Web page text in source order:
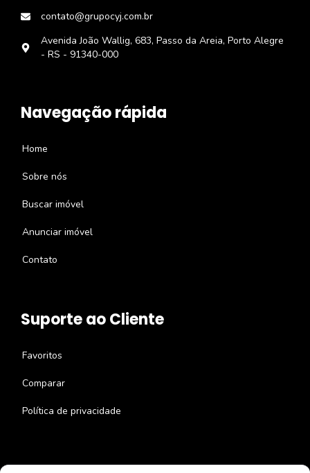
contato@grupocyj.com.br
Avenida João Wallig, 683, Passo da Areia, Porto Alegre
- RS - 91340-000
Navegação rápida
Home
Sobre nós
Buscar imóvel
Anunciar imóvel
Contato
Suporte ao Cliente
Favoritos
Comparar
Política de privacidade